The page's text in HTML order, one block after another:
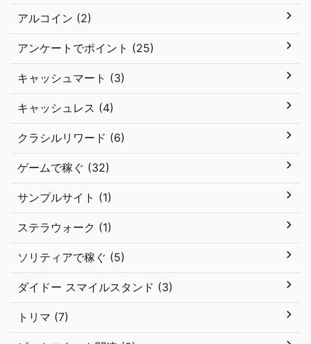
アルコイン (2)
アンケートでポイント (25)
キャッシュマート (3)
キャッシュレス (4)
クラシルリワード (6)
ゲームで稼ぐ (32)
サンプルサイト (1)
ステラウォーク (1)
ソリティアで稼ぐ (5)
ダイドー スマイルスタンド (3)
トリマ (7)